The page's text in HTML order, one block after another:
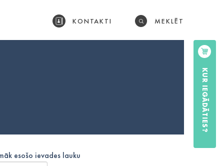
KUR IEGĀDĀTIES?
KONTAKTI MEKLĒT
esošo ievades lauku